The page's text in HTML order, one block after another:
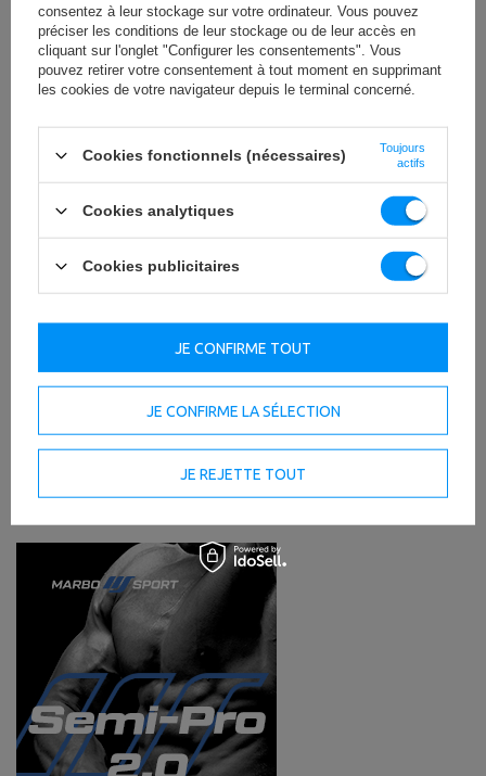
Trois types de barres d’haltères et trois types de disques
des poids différents vous permettront de sélectionner le
type d'exercices le plus approprié.
consentez à leur stockage sur votre ordinateur. Vous pouvez
préciser les conditions de leur stockage ou de leur accès en
cliquant sur l'onglet "Configurer les consentements". Vous
pouvez retirer votre consentement à tout moment en supprimant
les cookies de votre navigateur depuis le terminal concerné.
Cookies fonctionnels (nécessaires)
Toujours
actifs
Cookies analytiques
Cookies publicitaires
JE CONFIRME LA SÉLECTION
JE REJETTE TOUT
JE CONFIRME TOUT